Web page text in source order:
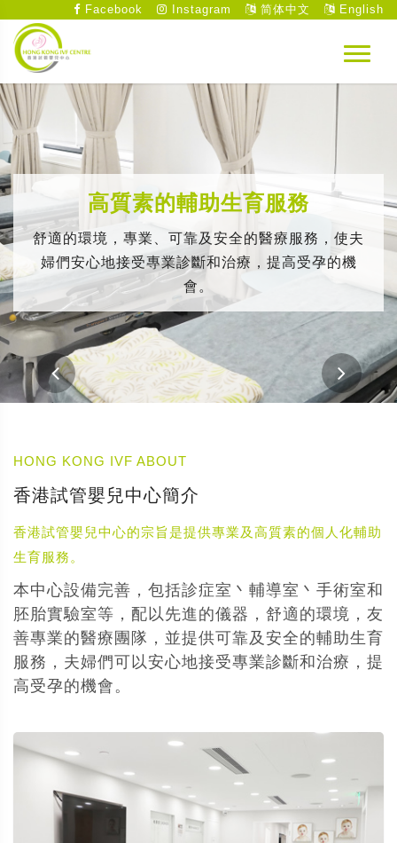
Facebook Instagram 简体中文 English
高質素的輔助生育服務
舒適的環境，專業、可靠及安全的醫療服務，使夫
婦們安心地接受專業診斷和治療，提高受孕的機
會。
HONG KONG IVF ABOUT
香港試管嬰兒中心簡介
香港試管嬰兒中心的宗旨是提供專業及高質素的個人化輔助
生育服務。
本中心設備完善，包括診症室丶輔導室丶手術室和
胚胎實驗室等，配以先進的儀器，舒適的環境，友
善專業的醫療團隊，並提供可靠及安全的輔助生育
服務，夫婦們可以安心地接受專業診斷和治療，提
高受孕的機會。